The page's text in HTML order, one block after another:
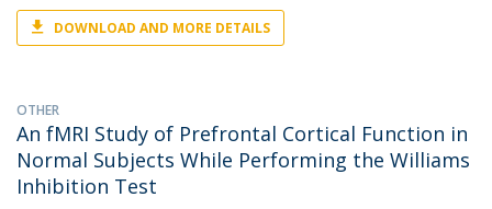
DOWNLOAD AND MORE DETAILS
OTHER
An fMRI Study of Prefrontal Cortical Function in
Normal Subjects While Performing the Williams
Inhibition Test